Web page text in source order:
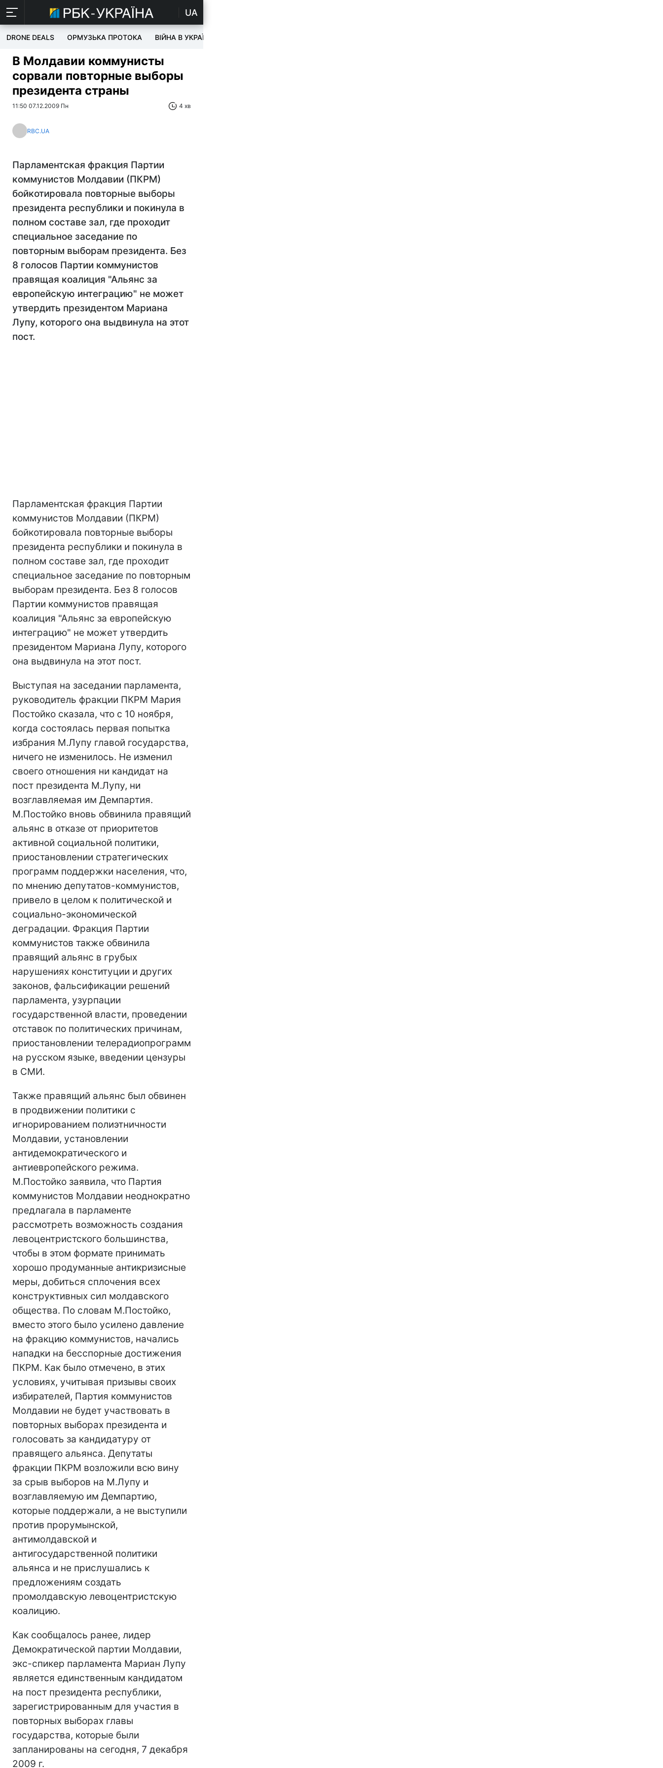
UA
DRONE DEALS ОРМУЗЬКА ПРОТОКА ВІЙНА В УКРАЇНІ
В Молдавии коммунисты
сорвали повторные выборы
президента страны
11:50 07.12.2009 Пн 4 хв
RBC.UA
Парламентская фракция Партии
коммунистов Молдавии (ПКРМ)
бойкотировала повторные выборы
президента республики и покинула в
полном составе зал, где проходит
специальное заседание по
повторным выборам президента. Без
8 голосов Партии коммунистов
правящая коалиция "Альянс за
европейскую интеграцию" не может
утвердить президентом Мариана
Лупу, которого она выдвинула на этот
пост.
Парламентская фракция Партии
коммунистов Молдавии (ПКРМ)
бойкотировала повторные выборы
президента республики и покинула в
полном составе зал, где проходит
специальное заседание по повторным
выборам президента. Без 8 голосов
Партии коммунистов правящая
коалиция "Альянс за европейскую
интеграцию" не может утвердить
президентом Мариана Лупу, которого
она выдвинула на этот пост.
Выступая на заседании парламента,
руководитель фракции ПКРМ Мария
Постойко сказала, что с 10 ноября,
когда состоялась первая попытка
избрания М.Лупу главой государства,
ничего не изменилось. Не изменил
своего отношения ни кандидат на
пост президента М.Лупу, ни
возглавляемая им Демпартия.
М.Постойко вновь обвинила правящий
альянс в отказе от приоритетов
активной социальной политики,
приостановлении стратегических
программ поддержки населения, что,
по мнению депутатов-коммунистов,
привело в целом к политической и
социально-экономической
деградации. Фракция Партии
коммунистов также обвинила
правящий альянс в грубых
нарушениях конституции и других
законов, фальсификации решений
парламента, узурпации
государственной власти, проведении
отставок по политических причинам,
приостановлении телерадиопрограмм
на русском языке, введении цензуры
в СМИ.
Также правящий альянс был обвинен
в продвижении политики с
игнорированием полиэтничности
Молдавии, установлении
антидемократического и
антиевропейского режима.
М.Постойко заявила, что Партия
коммунистов Молдавии неоднократно
предлагала в парламенте
рассмотреть возможность создания
левоцентристского большинства,
чтобы в этом формате принимать
хорошо продуманные антикризисные
меры, добиться сплочения всех
конструктивных сил молдавского
общества. По словам М.Постойко,
вместо этого было усилено давление
на фракцию коммунистов, начались
нападки на бесспорные достижения
ПКРМ. Как было отмечено, в этих
условиях, учитывая призывы своих
избирателей, Партия коммунистов
Молдавии не будет участвовать в
повторных выборах президента и
голосовать за кандидатуру от
правящего альянса. Депутаты
фракции ПКРМ возложили всю вину
за срыв выборов на М.Лупу и
возглавляемую им Демпартию,
которые поддержали, а не выступили
против прорумынской,
антимолдавской и
антигосударственной политики
альянса и не прислушались к
предложениям создать
промолдавскую левоцентристскую
коалицию.
Как сообщалось ранее, лидер
Демократической партии Молдавии,
экс-спикер парламента Мариан Лупу
является единственным кандидатом
на пост президента республики,
зарегистрированным для участия в
повторных выборах главы
государства, которые были
запланированы на сегодня, 7 декабря
2009 г.